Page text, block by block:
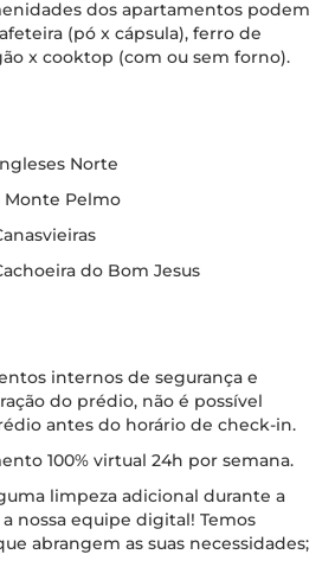
dos apartamentos podem
(pó x cápsula), ferro de
x cooktop (com ou sem forno).
Norte
Monte Pelmo
do Bom Jesus
internos de segurança e
do prédio, não é possível
antes do horário de check-in.
100% virtual 24h por semana.
limpeza adicional durante a
nossa equipe digital! Temos
abrangem as suas necessidades;